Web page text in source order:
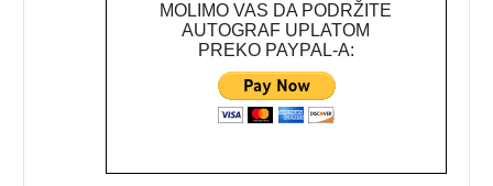
MOLIMO VAS DA PODRŽITE
AUTOGRAF UPLATOM
PREKO PAYPAL-A: